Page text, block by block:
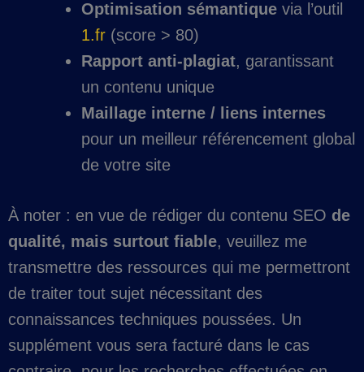
Optimisation sémantique via l’outil
1.fr (score > 80)
Rapport anti-plagiat, garantissant
un contenu unique
Maillage interne / liens internes
pour un meilleur référencement global
de votre site
À noter : en vue de rédiger du contenu SEO de
qualité, mais surtout fiable, veuillez me
transmettre des ressources qui me permettront
de traiter tout sujet nécessitant des
connaissances techniques poussées. Un
supplément vous sera facturé dans le cas